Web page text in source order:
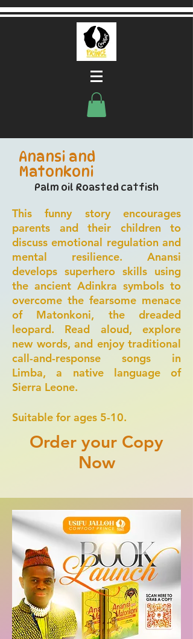
Anansi and
Matonkoni
Palm oil Roasted catfish
This funny story encourages
parents and their children to
discuss emotional regulation and
mental resilience. Anansi
develops superhero skills using
the ancient Adinkra symbols to
overcome the fearsome menace
of Matonkoni, the dreaded
leopard. Read aloud, explore
new words, and enjoy traditional
call-and-response songs in
Limba, a native language of
Sierra Leone.
​Suitable for ages 5-10.
Order your Copy
Now